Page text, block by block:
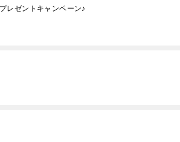
レゼントキャンペーン♪